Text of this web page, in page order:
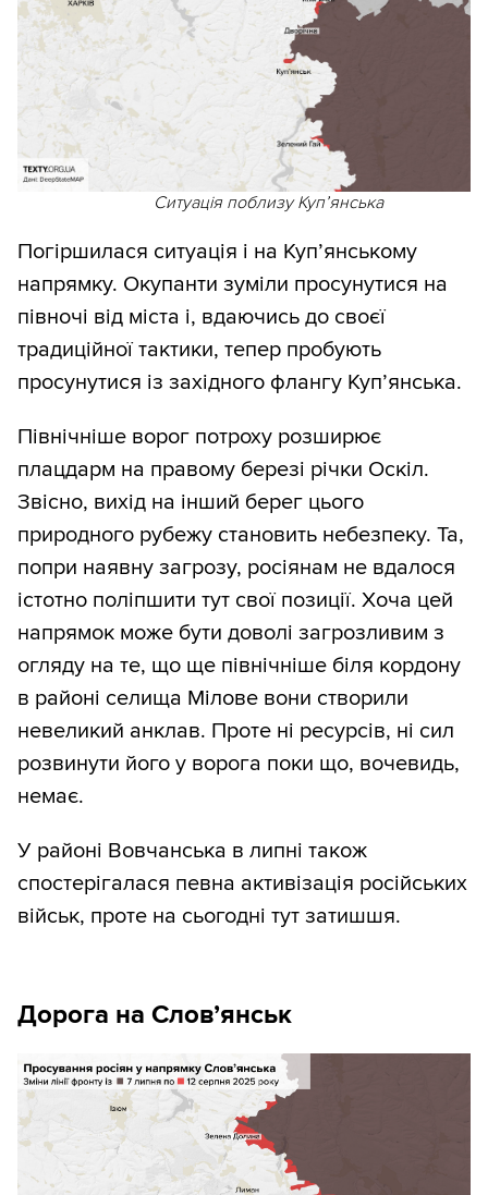
Ситуація поблизу Куп’янська
Погіршилася ситуація і на Куп’янському
напрямку. Окупанти зуміли просунутися на
півночі від міста і, вдаючись до своєї
традиційної тактики, тепер пробують
просунутися із західного флангу Куп’янська.
Північніше ворог потроху розширює
плацдарм на правому березі річки Оскіл.
Звісно, вихід на інший берег цього
природного рубежу становить небезпеку. Та,
попри наявну загрозу, росіянам не вдалося
істотно поліпшити тут свої позиції. Хоча цей
напрямок може бути доволі загрозливим з
огляду на те, що ще північніше біля кордону
в районі селища Мілове вони створили
невеликий анклав. Проте ні ресурсів, ні сил
розвинути його у ворога поки що, вочевидь,
немає.
У районі Вовчанська в липні також
спостерігалася певна активізація російських
військ, проте на сьогодні тут затишшя.
Дорога на Слов’янськ